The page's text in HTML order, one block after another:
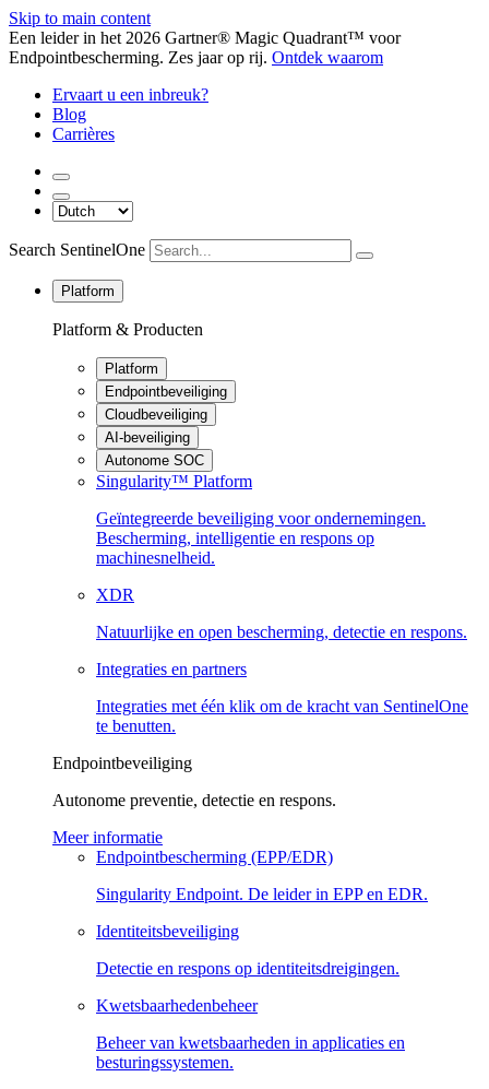
Skip to main content
Een leider in het 2026 Gartner® Magic Quadrant™ voor
Endpointbescherming. Zes jaar op rij. Ontdek waarom
Ervaart u een inbreuk?
Blog
Carrières
Search SentinelOne
Platform
Platform & Producten
Platform
Endpointbeveiliging
Cloudbeveiliging
AI-beveiliging
Autonome SOC
Singularity™ Platform
Geïntegreerde beveiliging voor ondernemingen.
Bescherming, intelligentie en respons op
machinesnelheid.
XDR
Natuurlijke en open bescherming, detectie en respons.
Integraties en partners
Integraties met één klik om de kracht van SentinelOne
te benutten.
Endpointbeveiliging
Autonome preventie, detectie en respons.
Meer informatie
Endpointbescherming (EPP/EDR)
Singularity Endpoint. De leider in EPP en EDR.
Identiteitsbeveiliging
Detectie en respons op identiteitsdreigingen.
Kwetsbaarhedenbeheer
Beheer van kwetsbaarheden in applicaties en
besturingssystemen.